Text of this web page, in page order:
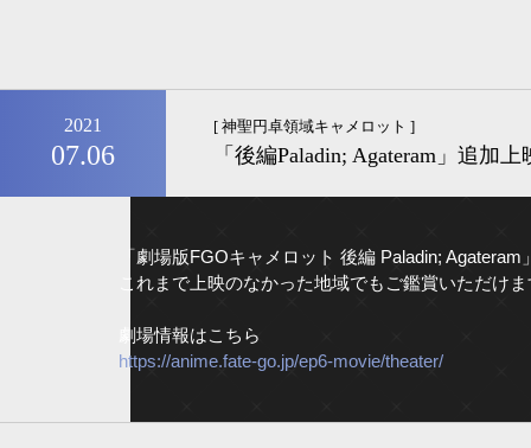
2021
07.06
[ 神聖円卓領域キャメロット ]
「後編Paladin; Agateram」追加
「劇場版FGOキャメロット 後編 Paladin;
これまで上映のなかった地域でもご鑑賞いただけ
劇場情報はこちら
https://anime.fate-go.jp/ep6-movie/theater/